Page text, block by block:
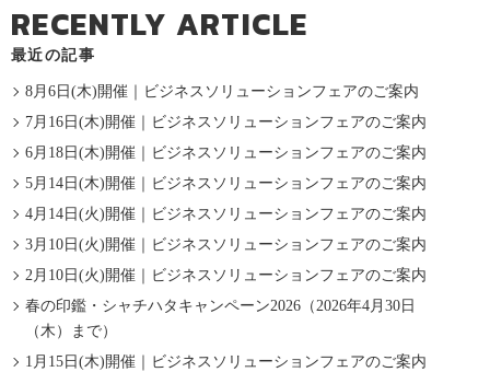
RECENTLY ARTICLE
最近の記事
8月6日(木)開催｜ビジネスソリューションフェアのご案内
7月16日(木)開催｜ビジネスソリューションフェアのご案内
6月18日(木)開催｜ビジネスソリューションフェアのご案内
5月14日(木)開催｜ビジネスソリューションフェアのご案内
4月14日(火)開催｜ビジネスソリューションフェアのご案内
3月10日(火)開催｜ビジネスソリューションフェアのご案内
2月10日(火)開催｜ビジネスソリューションフェアのご案内
春の印鑑・シャチハタキャンペーン2026（2026年4月30日
（木）まで）
1月15日(木)開催｜ビジネスソリューションフェアのご案内